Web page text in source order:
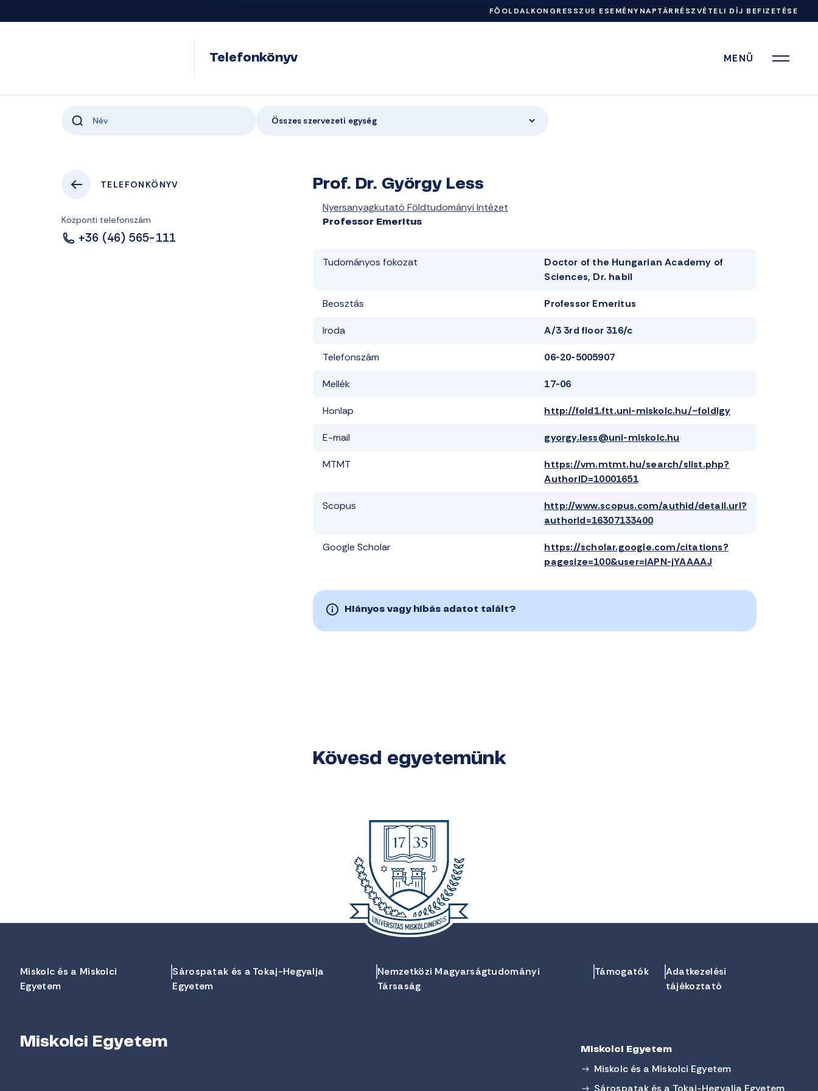
FŐOLDALKONGRESSZUS ESEMÉNYNAPTÁRRÉSZVÉTELI DÍJ BEFIZETÉSE
Telefonkönyv MENÜ
Összes szervezeti egység
TELEFONKÖNYV
Központi telefonszám
+36 (46) 565-111
Prof. Dr. György Less
Nyersanyagkutató Földtudományi Intézet
Professor Emeritus
Tudományos fokozat
Doctor of the Hungarian Academy of
Sciences, Dr. habil
Beosztás Professor Emeritus
Iroda A/3 3rd floor 316/c
Telefonszám 06-20-5005907
Mellék 17-06
Honlap http://fold1.ftt.uni-miskolc.hu/~foldlgy
E-mail gyorgy.less@uni-miskolc.hu
MTMT
https://vm.mtmt.hu/search/slist.php?
AuthorID=10001651
Scopus
http://www.scopus.com/authid/detail.url?
authorId=16307133400
Google Scholar
https://scholar.google.com/citations?
pagesize=100&user=iAPN-jYAAAAJ
Hiányos vagy hibás adatot talált?
Kövesd egyetemünk
Miskolc és a Miskolci
Egyetem
Sárospatak és a Tokaj-Hegyalja
Egyetem
Nemzetközi Magyarságtudományi
Társaság
Támogatók
Adatkezelési
tájékoztató
Miskolci Egyetem Miskolci Egyetem
Miskolc és a Miskolci Egyetem
Sárospatak és a Tokaj-Hegyalja Egyetem